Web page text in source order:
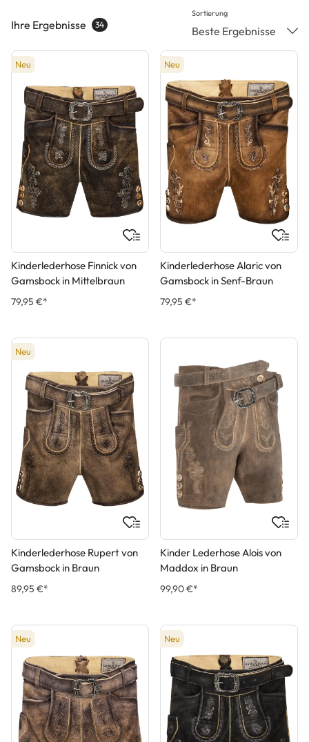
Ihre Ergebnisse 34
Sortierung
Beste Ergebnisse
Neu
Kinderlederhose Finnick von
Gamsbock in Mittelbraun
79,95 €*
Neu
Kinderlederhose Alaric von
Gamsbock in Senf-Braun
79,95 €*
Neu
Kinderlederhose Rupert von
Gamsbock in Braun
89,95 €*
Kinder Lederhose Alois von
Maddox in Braun
99,90 €*
Neu Neu